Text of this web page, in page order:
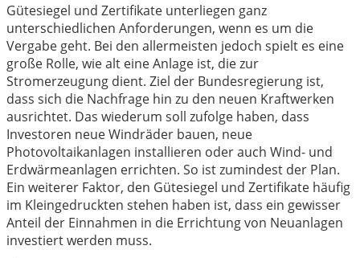
Gütesiegel und Zertifikate unterliegen ganz
unterschiedlichen Anforderungen, wenn es um die
Vergabe geht. Bei den allermeisten jedoch spielt es eine
große Rolle, wie alt eine Anlage ist, die zur
Stromerzeugung dient. Ziel der Bundesregierung ist,
dass sich die Nachfrage hin zu den neuen Kraftwerken
ausrichtet. Das wiederum soll zufolge haben, dass
Investoren neue Windräder bauen, neue
Photovoltaikanlagen installieren oder auch Wind- und
Erdwärmeanlagen errichten. So ist zumindest der Plan.
Ein weiterer Faktor, den Gütesiegel und Zertifikate häufig
im Kleingedruckten stehen haben ist, dass ein gewisser
Anteil der Einnahmen in die Errichtung von Neuanlagen
investiert werden muss.